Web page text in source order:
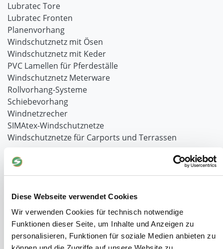
Diese Webseite verwendet Cookies
Wir verwenden Cookies für technisch notwendige
Funktionen dieser Seite, um Inhalte und Anzeigen zu
personalisieren, Funktionen für soziale Medien anbieten zu
Lubratec Tore
Lubratec Fronten
Planenvorhang
Windschutznetz mit Ösen
Windschutznetz mit Keder
PVC Lamellen für Pferdeställe
Windschutznetz Meterware
Rollvorhang-Systeme
Schiebevorhang
Windnetzrecher
SIMAtex-Windschutznetze
Windschutznetze für Carports und Terrassen
Hof- und Stall
Schiebetor über Eck selber bauen
Hofbedarf
Schiebetorsets
Winter und Landwirtschaft
Windschutz Schiebetor